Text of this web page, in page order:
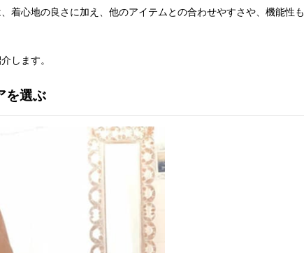
着心地の良さに加え、他のアイテムとの合わせやすさや、機能性も
します。
を選ぶ